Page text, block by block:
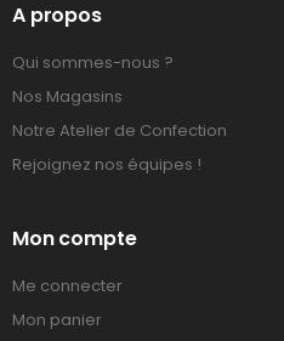
A propos
Qui sommes-nous ?
Nos Magasins
Notre Atelier de Confection
Rejoignez nos équipes !
Mon compte
Me connecter
Mon panier